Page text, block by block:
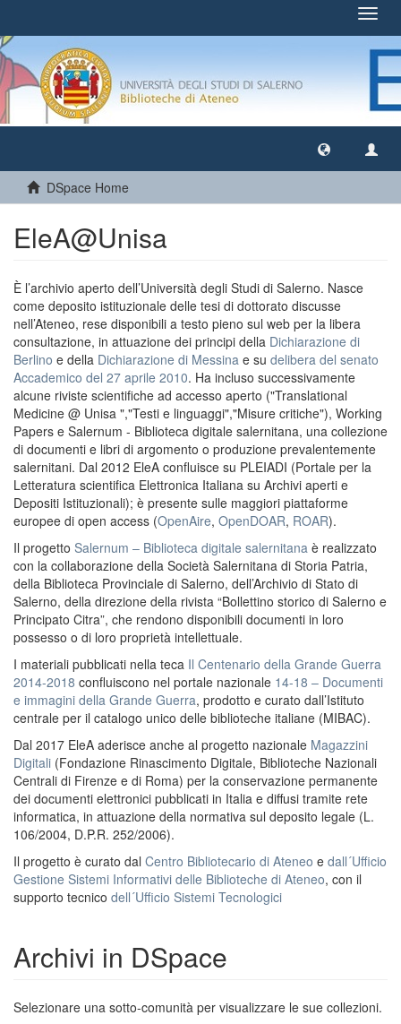
DSpace Home
EleA@Unisa
È l’archivio aperto dell’Università degli Studi di Salerno. Nasce
come deposito istituzionale delle tesi di dottorato discusse
nell’Ateneo, rese disponibili a testo pieno sul web per la libera
consultazione, in attuazione dei principi della Dichiarazione di
Berlino e della Dichiarazione di Messina e su delibera del senato
Accademico del 27 aprile 2010. Ha incluso successivamente
alcune riviste scientifiche ad accesso aperto ("Translational
Medicine @ Unisa ","Testi e linguaggi","Misure critiche"), Working
Papers e Salernum - Biblioteca digitale salernitana, una collezione
di documenti e libri di argomento o produzione prevalentemente
salernitani. Dal 2012 EleA confluisce su PLEIADI (Portale per la
Letteratura scientifica Elettronica Italiana su Archivi aperti e
Depositi Istituzionali); è presente sulle maggiori piattaforme
europee di open access (OpenAire, OpenDOAR, ROAR).
Il progetto Salernum – Biblioteca digitale salernitana è realizzato
con la collaborazione della Società Salernitana di Storia Patria,
della Biblioteca Provinciale di Salerno, dell’Archivio di Stato di
Salerno, della direzione della rivista “Bollettino storico di Salerno e
Principato Citra”, che rendono disponibili documenti in loro
possesso o di loro proprietà intellettuale.
I materiali pubblicati nella teca Il Centenario della Grande Guerra
2014-2018 confluiscono nel portale nazionale 14-18 – Documenti
e immagini della Grande Guerra, prodotto e curato dall’Istituto
centrale per il catalogo unico delle biblioteche italiane (MIBAC).
Dal 2017 EleA aderisce anche al progetto nazionale Magazzini
Digitali (Fondazione Rinascimento Digitale, Biblioteche Nazionali
Centrali di Firenze e di Roma) per la conservazione permanente
dei documenti elettronici pubblicati in Italia e diffusi tramite rete
informatica, in attuazione della normativa sul deposito legale (L.
106/2004, D.P.R. 252/2006).
Il progetto è curato dal Centro Bibliotecario di Ateneo e dall´Ufficio
Gestione Sistemi Informativi delle Biblioteche di Ateneo, con il
supporto tecnico dell´Ufficio Sistemi Tecnologici
Archivi in DSpace
Selezionare una sotto-comunità per visualizzare le sue collezioni.